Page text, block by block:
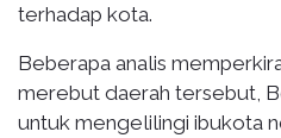
terhadap kota.
Beberapa analis
merebut daerah tersebut,
untuk mengelilingi ibukota